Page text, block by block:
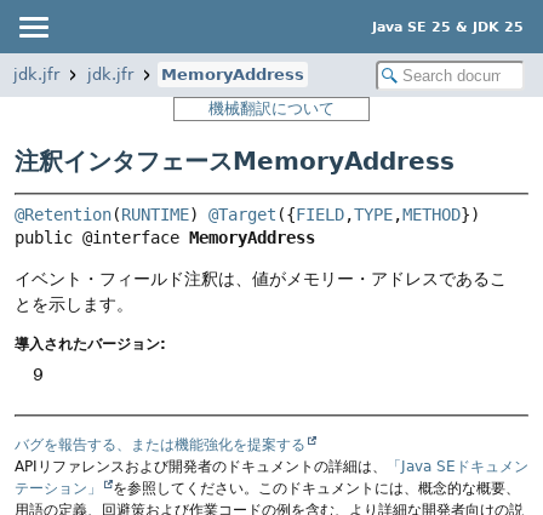
Java SE 25 & JDK 25
jdk.jfr jdk.jfr
MemoryAddress
機械翻訳について
注釈インタフェースMemoryAddress
@Retention(RUNTIME) @Target ({FIELD,TYPE,METHOD
public @interface MemoryAddress
イベント・フィールド注釈は、値がメモリー・アドレスであるこ
とを示します。
導入されたバージョン:
9
バグを報告する、または機能強化を提案する
APIリファレンスおよび開発者のドキュメントの詳細は、
「Java SEドキュメン
テーション」
を参照してください。このドキュメントには、概念的な概要、
用語の定義、回避策および作業コードの例を含む、より詳細な開発者向けの説